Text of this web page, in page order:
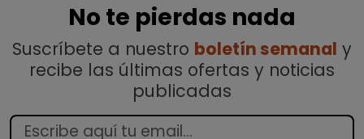
No te pierdas nada
Suscríbete a nuestro boletín semanal y
recibe las últimas ofertas y noticias
publicadas